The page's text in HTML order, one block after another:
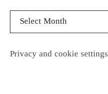
Privacy and cookie settings